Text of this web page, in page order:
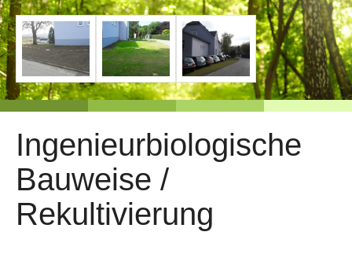
Ingenieurbiologische
Bauweise /
Rekultivierung